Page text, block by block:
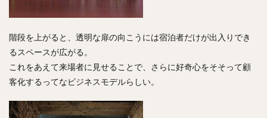
階段を上がると、透明な扉の向こうには宿泊者だけが出入りでき
るスペースが広がる。
これをあえて来場者に見せることで、さらに好奇心をそそって顧
客化するってなビジネスモデルらしい。